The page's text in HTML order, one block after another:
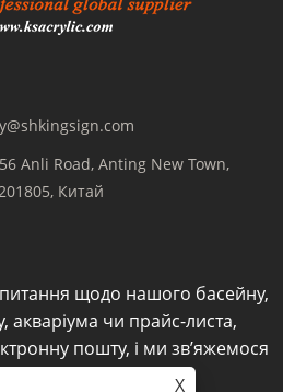
Anli Road, Anting New Town,
Китай
щодо нашого басейну,
акваріума чи прайс-листа,
пошту, і ми зв’яжемося
24 годин.
X